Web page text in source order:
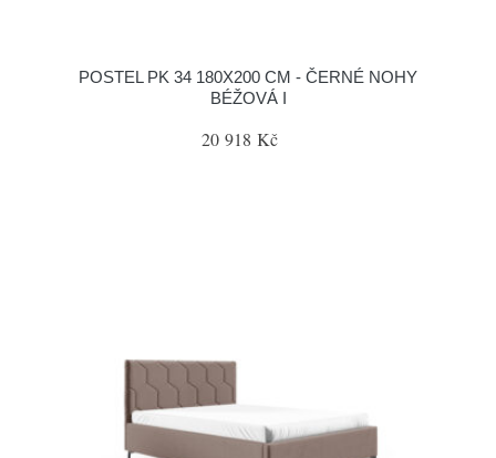
POSTEL PK 34 180X200 CM - ČERNÉ NOHY
BÉŽOVÁ I
20 918 Kč